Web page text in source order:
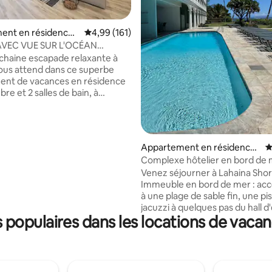
base de 182 commentaires : 4,95 sur 5
en résidence ⋅
Évaluation moyenne sur la base de 161
4,99 (161)
VUE SUR L'OCÉAN
RÉNOVÉ, À QUELQUES PAS
escapade relaxante à
attend dans ce superbe
de vacances en résidence
et 2 salles de bain, à
plages pour la plongée
le surf et la détente, c'est le
Appartement en résidence ⋅
Lahaina
Complexe hôtelier en bord de
studio paisible avec vue sur la
Venez séjourner à Lahaina
Immeuble en bord de mer :
à une plage de sable fin, une
jacuzzi à quelques pas du hall
Vue sur la montagne :
avec de superbes levers de
dans les locations de